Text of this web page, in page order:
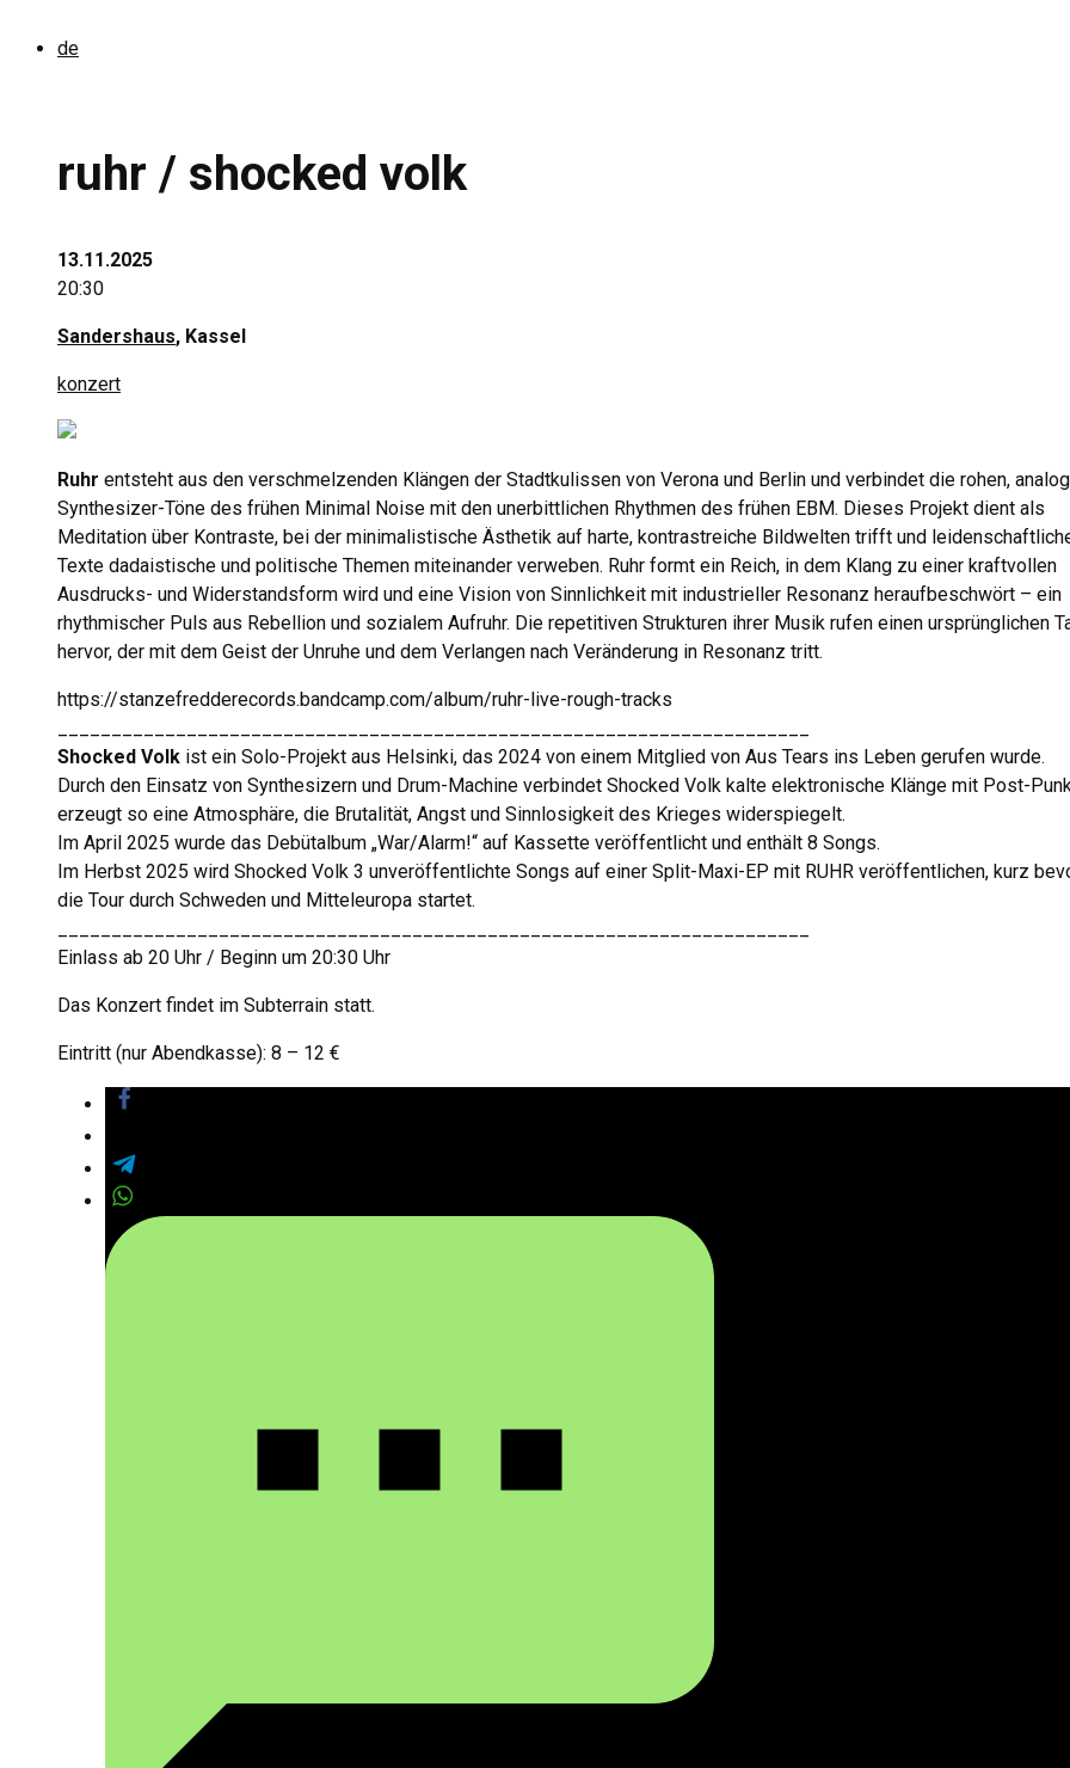
de
ruhr / shocked volk
13.11.2025
20:30
Sandershaus, Kassel
konzert
Ruhr entsteht aus den verschmelzenden Klängen der Stadtkulissen von Verona und Berlin und verbindet die rohen,
Synthesizer-Töne des frühen Minimal Noise mit den unerbittlichen Rhythmen des frühen EBM. Dieses Projekt dient als
Meditation über Kontraste, bei der minimalistische Ästhetik auf harte, kontrastreiche Bildwelten trifft und
Texte dadaistische und politische Themen miteinander verweben. Ruhr formt ein Reich, in dem Klang zu einer kraftvollen
Ausdrucks- und Widerstandsform wird und eine Vision von Sinnlichkeit mit industrieller Resonanz heraufbeschwört – ein
rhythmischer Puls aus Rebellion und sozialem Aufruhr. Die repetitiven Strukturen ihrer Musik rufen einen ursprünglichen
hervor, der mit dem Geist der Unruhe und dem Verlangen nach Veränderung in Resonanz tritt.
https://stanzefredderecords.bandcamp.com/album/ruhr-live-rough-tracks
Shocked Volk ist ein Solo-Projekt aus Helsinki, das 2024 von einem Mitglied von Aus Tears ins Leben gerufen wurde.
Durch den Einsatz von Synthesizern und Drum-Machine verbindet Shocked Volk kalte elektronische Klänge mit Post-
erzeugt so eine Atmosphäre, die Brutalität, Angst und Sinnlosigkeit des Krieges widerspiegelt.
Im April 2025 wurde das Debütalbum „War/Alarm!“ auf Kassette veröffentlicht und enthält 8 Songs.
Im Herbst 2025 wird Shocked Volk 3 unveröffentlichte Songs auf einer Split-Maxi-EP mit RUHR veröffentlichen, kurz
die Tour durch Schweden und Mitteleuropa startet.
Einlass ab 20 Uhr / Beginn um 20:30 Uhr
Das Konzert findet im Subterrain statt.
Eintritt (nur Abendkasse): 8 – 12 €